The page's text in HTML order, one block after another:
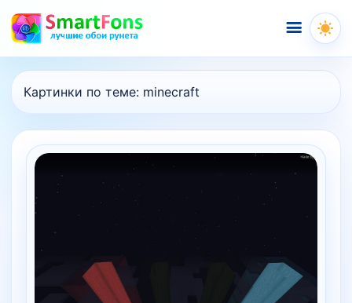
Меню
Картинки по теме: minecraft